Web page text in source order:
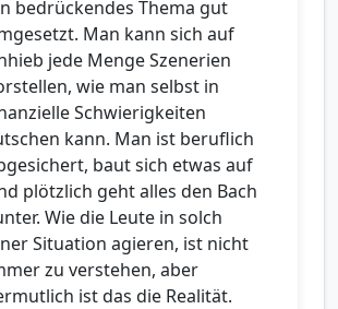
bedrückendes Thema gut
Man kann sich auf
jede Menge Szenerien
wie man selbst in
Schwierigkeiten
kann. Man ist beruflich
baut sich etwas auf
plötzlich geht alles den Bach
Wie die Leute in solch
Situation agieren, ist nicht
zu verstehen, aber
ist das die Realität.